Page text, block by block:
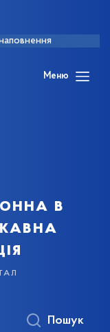
Меню
в
Пошук